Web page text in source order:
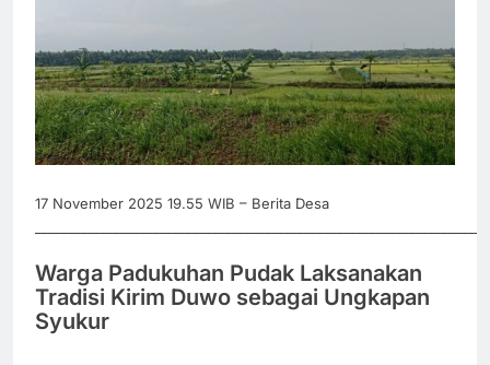
17 November 2025 19.55 WIB – Berita Desa
Warga Padukuhan Pudak Laksanakan
Tradisi Kirim Duwo sebagai Ungkapan
Syukur